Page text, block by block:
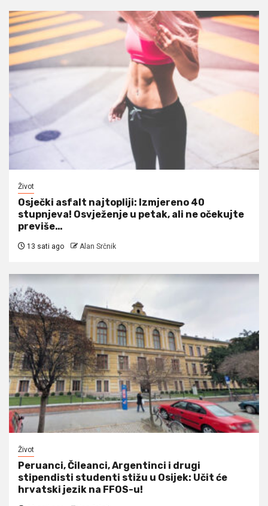
Život
Osječki asfalt najtopliji: Izmjereno 40
stupnjeva! Osvježenje u petak, ali ne očekujte
previše…
13 sati ago Alan Srčnik
Život
Peruanci, Čileanci, Argentinci i drugi
stipendisti studenti stižu u Osijek: Učit će
hrvatski jezik na FFOS-u!